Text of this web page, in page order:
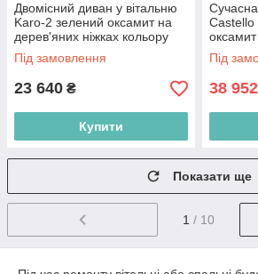
Двомісний диван у вітальню
Karo-2 зелений оксамит на
дерев'яних ніжках кольору
бук
Під замовлення
23 640 ₴
Купити
Castello
Під
38
Показати ще
1 / 10